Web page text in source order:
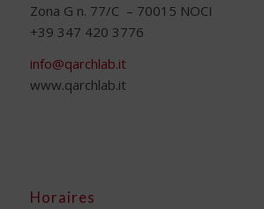
Zona G n. 77/C – 70015 NOCI
+39 347 420 3776
info@qarchlab.it
www.qarchlab.it
Horaires